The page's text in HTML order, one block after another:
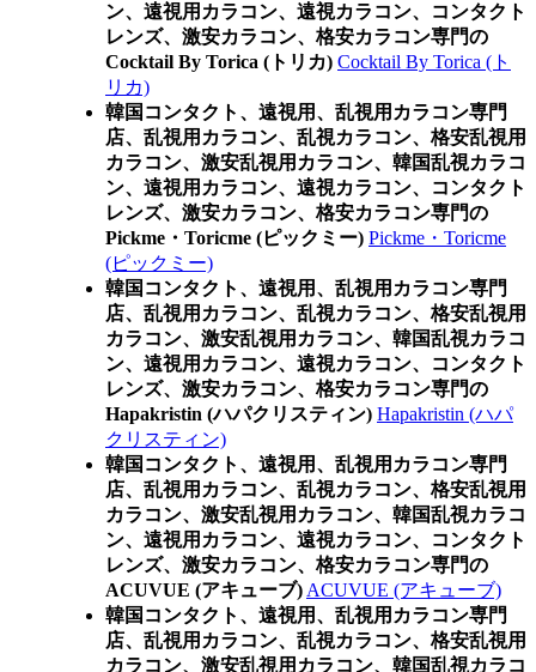
ン、遠視用カラコン、遠視カラコン、コンタクト
レンズ、激安カラコン、格安カラコン専門の
Cocktail By Torica (トリカ) Cocktail By Torica (ト
リカ)
韓国コンタクト、遠視用、乱視用カラコン専門
店、乱視用カラコン、乱視カラコン、格安乱視用
カラコン、激安乱視用カラコン、韓国乱視カラコ
ン、遠視用カラコン、遠視カラコン、コンタクト
レンズ、激安カラコン、格安カラコン専門の
Pickme・Toricme (ピックミー) Pickme・Toricme
(ピックミー)
韓国コンタクト、遠視用、乱視用カラコン専門
店、乱視用カラコン、乱視カラコン、格安乱視用
カラコン、激安乱視用カラコン、韓国乱視カラコ
ン、遠視用カラコン、遠視カラコン、コンタクト
レンズ、激安カラコン、格安カラコン専門の
Hapakristin (ハパクリスティン) Hapakristin (ハパ
クリスティン)
韓国コンタクト、遠視用、乱視用カラコン専門
店、乱視用カラコン、乱視カラコン、格安乱視用
カラコン、激安乱視用カラコン、韓国乱視カラコ
ン、遠視用カラコン、遠視カラコン、コンタクト
レンズ、激安カラコン、格安カラコン専門の
ACUVUE (アキューブ) ACUVUE (アキューブ)
韓国コンタクト、遠視用、乱視用カラコン専門
店、乱視用カラコン、乱視カラコン、格安乱視用
カラコン、激安乱視用カラコン、韓国乱視カラコ